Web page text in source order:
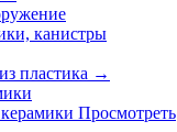
канистры
пластика →
Просмотреть